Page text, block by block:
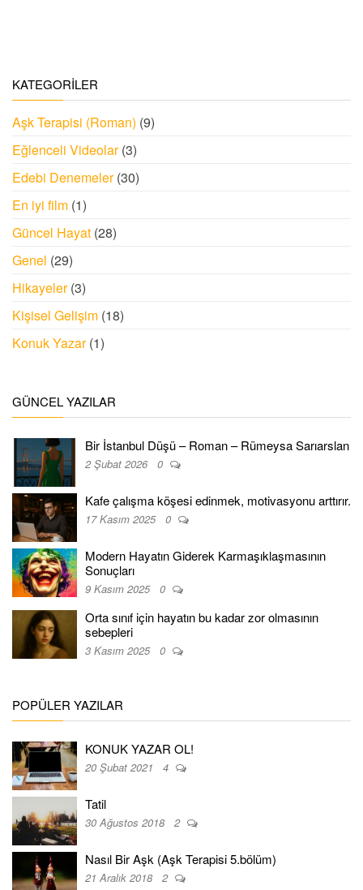
KATEGORILER
Aşk Terapisi (Roman) (9)
Eğlenceli Videolar(3)
Edebi Denemeler(30)
En iyi film (1)
Güncel Hayat (28)
Genel (29)
Hikayeler(3)
Kişisel Gelişim (18)
Konuk Yazar(1)
GÜNCEL YAZILAR
Bir İstanbul Düşü – Roman – Rümeysa Sarıarslan
2 Şubat 2026 0
Kafe çalışma köşesi edinmek, motivasyonu arttırır.
17 Kasım 2025 0
Modern Hayatın Giderek Karmaşıklaşmasının
Sonuçları
9 Kasım 2025 0
Orta sınıf için hayatın bu kadar zor olmasının
sebepleri
3 Kasım 2025 0
POPÜLER YAZILAR
KONUK YAZAR OL!
20 Şubat 2021 4
Tatil
30 Ağustos 2018 2
Nasıl Bir Aşk (Aşk Terapisi 5.bölüm)
21 Aralık 2018 2